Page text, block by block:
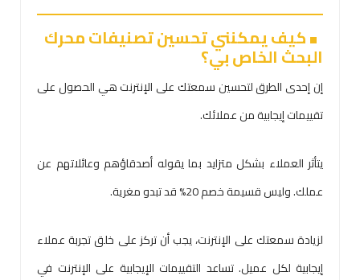
كيف يمكنني تحسين تصنيفات محرك
البحث الخاص بي؟
إن إحدى الطرق لتحسين سمعتك على الإنترنت هي الحصول على
تقييمات إيجابية من عملائك.
يتأثر العملاء بشكل متزايد بما يقوله أصدقاؤهم وعائلاتهم عن
عملك. وليس قسيمة خصم 20% قد تبدو مغرية.
لزيادة سمعتك على الإنترنت، يجب أن تركز على خلق تجربة عملاء
إيجابية لكل عميل. تساعد التقييمات الإيجابية على الإنترنت في